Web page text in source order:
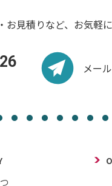
お見積りなど、お気軽
メー